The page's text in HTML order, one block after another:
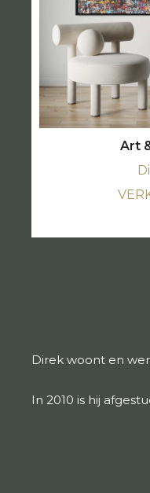
Art
Direk woont en
In 2010 is hij